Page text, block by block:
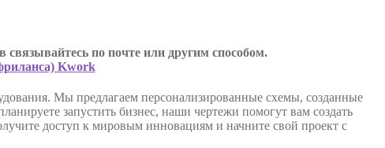
по почте или другим способом.
Kwork
Мы предлагаем персонализированные схемы, созданные
запустить бизнес, наши чертежи помогут вам создать
доступ к мировым инновациям и начните свой проект с